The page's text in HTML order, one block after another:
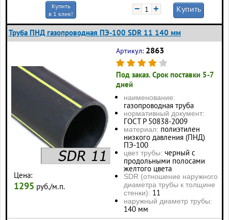
Купить
в 1 клик!
− + Купить
Труба ПНД газопроводная ПЭ-100 SDR 11 140 мм
Цена:
1295 руб./м.п.
Артикул: 2863
Под заказ. Срок поставки 5-7
дней
наименование:
газопроводная труба
нормативный документ:
ГОСТ Р 50838-2009
материал: полиэтилен
низкого давления (ПНД)
ПЭ-100
цвет трубы: черный с
продольными полосами
желтого цвета
SDR (отношение наружного
диаметра трубы к толщине
стенки): 11
наружный диаметр трубы:
140 мм